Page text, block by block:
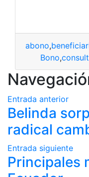
abono,
Bono,
Entrada anterior
Belinda
radical
Entrada siguiente
Principales